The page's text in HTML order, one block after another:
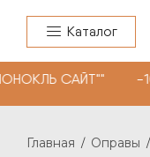
Каталог
САЙТ""
Главная / Оправы /